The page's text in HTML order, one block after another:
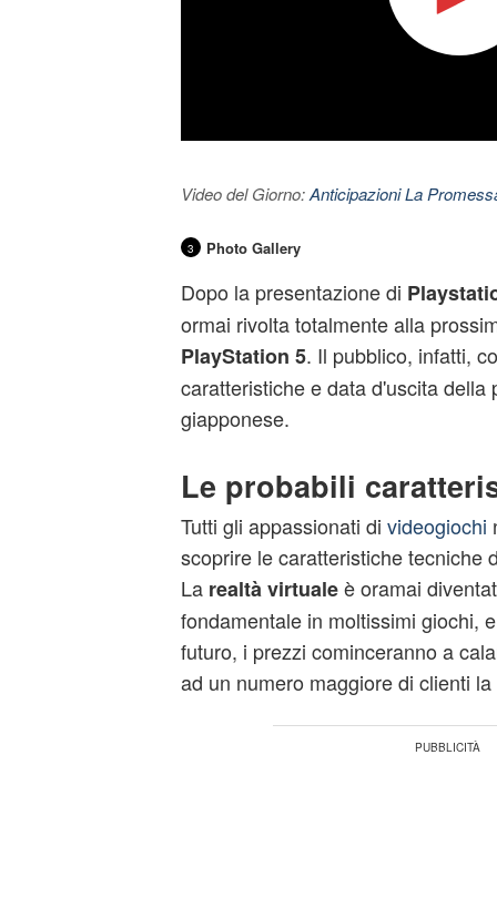
Video del Giorno:Anticipazioni La
3 Photo Gallery
Dopo la presentazione di
ormai rivolta totalmente alla
PlayStation 5. Il pubblico, infatti,
caratteristiche e data d'uscita della
giapponese.
Le probabili
Tutti gli appassionati di videogiochi
scoprire le caratteristiche tecniche
La realtà virtualeè oramai
fondamentale in moltissimi giochi,
futuro, i prezzi cominceranno a
ad un numero maggiore di clienti